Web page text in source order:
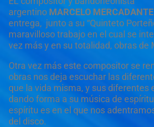
argentino MARCELO MERCADANTE
entrega, junto a su “Quinteto
maravilloso trabajo en el cual se
vez más y en su totalidad, obras de
Otra vez más este compositor se
obras nos deja escuchar las
que la vida misma, y sus diferentes
dando forma a su música de
espíritu es en el que nos
del disco.